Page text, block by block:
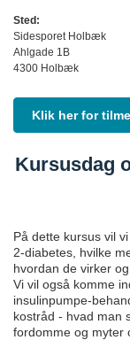
Sted:
Sidesporet Holbæk
Ahlgade 1B
4300 Holbæk
Klik her for
Kursusdag
På dette kursus vil
2-diabetes, hvilke
hvordan de virker
Vi vil også komme
insulinpumpe-
kostråd - hvad man
fordomme og